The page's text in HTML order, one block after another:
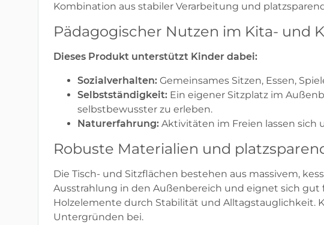
Kombination aus stabiler Verarbeitung und
Pädagogischer Nutzen im Kita- und
Dieses Produkt unterstützt Kinder dabei:
Sozialverhalten: Gemeinsames Sitzen, Essen,
Selbstständigkeit: Ein eigener Sitzplatz im
selbstbewusster zu erleben.
Naturerfahrung: Aktivitäten im Freien lassen sich
Robuste Materialien und
Die Tisch- und Sitzflächen bestehen aus massivem,
Ausstrahlung in den Außenbereich und eignet sich
Holzelemente durch Stabilität und Alltagstauglichkeit.
Untergründen bei.